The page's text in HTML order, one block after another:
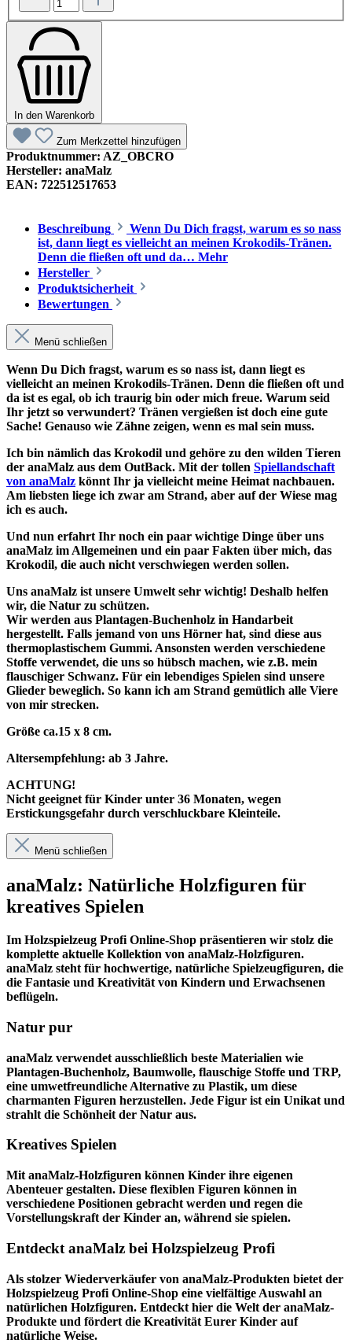
In den Warenkorb
Zum Merkzettel hinzufügen
Produktnummer: AZ_OBCRO
Hersteller: anaMalz
EAN: 722512517653
Beschreibung
Wenn Du Dich fragst, warum es so nass
ist, dann liegt es vielleicht an meinen Krokodils-Tränen.
Denn die fließen oft und da… Mehr
Hersteller
Produktsicherheit
Bewertungen
Menü schließen
Wenn Du Dich fragst, warum es so nass ist, dann liegt es
vielleicht an meinen Krokodils-Tränen. Denn die fließen oft und
da ist es egal, ob ich traurig bin oder mich freue. Warum seid
Ihr jetzt so verwundert? Tränen vergießen ist doch eine gute
Sache! Genauso wie Zähne zeigen, wenn es mal sein muss.
Ich bin nämlich das Krokodil und gehöre zu den wilden Tieren
der anaMalz aus dem OutBack. Mit der tollen Spiellandschaft
von anaMalz könnt Ihr ja vielleicht meine Heimat nachbauen.
Am liebsten liege ich zwar am Strand, aber auf der Wiese mag
ich es auch.
Und nun erfahrt Ihr noch ein paar wichtige Dinge über uns
anaMalz im Allgemeinen und ein paar Fakten über mich, das
Krokodil, die auch nicht verschwiegen werden sollen.
Uns anaMalz ist unsere Umwelt sehr wichtig! Deshalb helfen
wir, die Natur zu schützen.
Wir werden aus Plantagen-Buchenholz in Handarbeit
hergestellt. Falls jemand von uns Hörner hat, sind diese aus
thermoplastischem Gummi. Ansonsten werden verschiedene
Stoffe verwendet, die uns so hübsch machen, wie z.B. mein
flauschiger Schwanz. Für ein lebendiges Spielen sind unsere
Glieder beweglich. So kann ich am Strand gemütlich alle Viere
von mir strecken.
Größe ca.15 x 8 cm.
Altersempfehlung: ab 3 Jahre.
ACHTUNG!
Nicht geeignet für Kinder unter 36 Monaten, wegen
Erstickungsgefahr durch verschluckbare Kleinteile.
Menü schließen
anaMalz: Natürliche Holzfiguren für
kreatives Spielen
Im Holzspielzeug Profi Online-Shop präsentieren wir stolz die
komplette aktuelle Kollektion von anaMalz-Holzfiguren.
anaMalz steht für hochwertige, natürliche Spielzeugfiguren, die
die Fantasie und Kreativität von Kindern und Erwachsenen
beflügeln.
Natur pur
anaMalz verwendet ausschließlich beste Materialien wie
Plantagen-Buchenholz, Baumwolle, flauschige Stoffe und TRP,
eine umwetfreundliche Alternative zu Plastik, um diese
charmanten Figuren herzustellen. Jede Figur ist ein Unikat und
strahlt die Schönheit der Natur aus.
Kreatives Spielen
Mit anaMalz-Holzfiguren können Kinder ihre eigenen
Abenteuer gestalten. Diese flexiblen Figuren können in
verschiedene Positionen gebracht werden und regen die
Vorstellungskraft der Kinder an, während sie spielen.
Entdeckt anaMalz bei Holzspielzeug Profi
Als stolzer Wiederverkäufer von anaMalz-Produkten bietet der
Holzspielzeug Profi Online-Shop eine vielfältige Auswahl an
natürlichen Holzfiguren. Entdeckt hier die Welt der anaMalz-
Produkte und fördert die Kreativität Eurer Kinder auf
natürliche Weise.